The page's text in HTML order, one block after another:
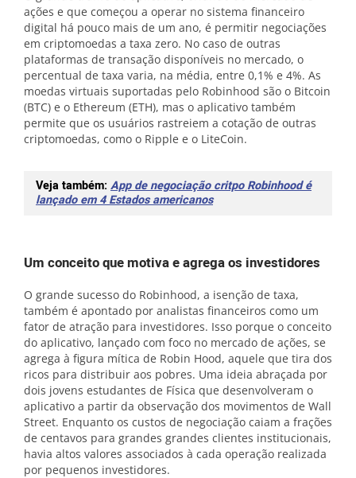
ações e que começou a operar no sistema financeiro
digital há pouco mais de um ano, é permitir negociações
em criptomoedas a taxa zero. No caso de outras
plataformas de transação disponíveis no mercado, o
percentual de taxa varia, na média, entre 0,1% e 4%. As
moedas virtuais suportadas pelo Robinhood são o Bitcoin
(BTC) e o Ethereum (ETH), mas o aplicativo também
permite que os usuários rastreiem a cotação de outras
criptomoedas, como o Ripple e o LiteCoin.
Veja também:App de negociação critpo Robinhood é
lançado em 4 Estados americanos
Um conceito que motiva e agrega os investidores
O grande sucesso do Robinhood, a isenção de taxa,
também é apontado por analistas financeiros como um
fator de atração para investidores. Isso porque o conceito
do aplicativo, lançado com foco no mercado de ações, se
agrega à figura mítica de Robin Hood, aquele que tira dos
ricos para distribuir aos pobres. Uma ideia abraçada por
dois jovens estudantes de Física que desenvolveram o
aplicativo a partir da observação dos movimentos de Wall
Street. Enquanto os custos de negociação caiam a frações
de centavos para grandes grandes clientes institucionais,
havia altos valores associados à cada operação realizada
por pequenos investidores.